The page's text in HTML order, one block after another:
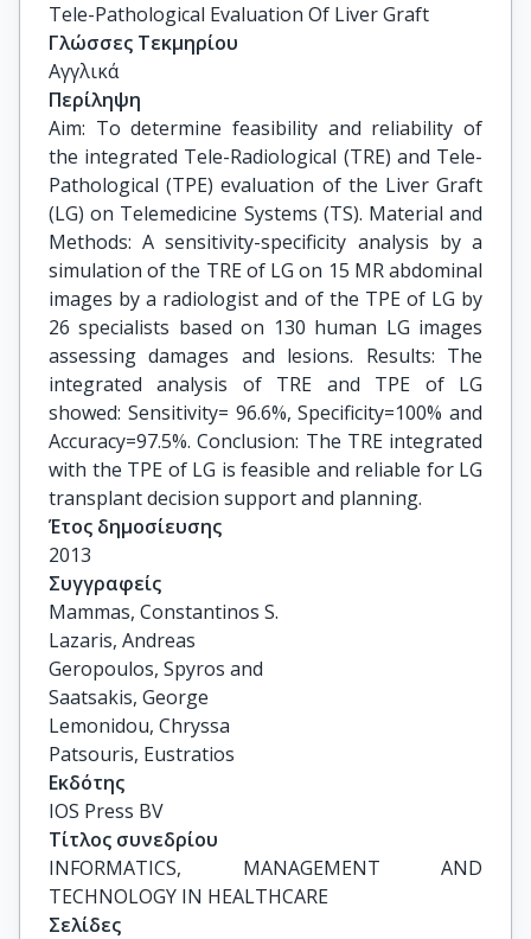
Tele-Pathological Evaluation Of Liver Graft
Γλώσσες Τεκμηρίου
Αγγλικά
Περίληψη
Aim: To determine feasibility and reliability of
the integrated Tele-Radiological (TRE) and Tele-
Pathological (TPE) evaluation of the Liver Graft
(LG) on Telemedicine Systems (TS). Material and
Methods: A sensitivity-specificity analysis by a
simulation of the TRE of LG on 15 MR abdominal
images by a radiologist and of the TPE of LG by
26 specialists based on 130 human LG images
assessing damages and lesions. Results: The
integrated analysis of TRE and TPE of LG
showed: Sensitivity= 96.6%, Specificity=100% and
Accuracy=97.5%. Conclusion: The TRE integrated
with the TPE of LG is feasible and reliable for LG
transplant decision support and planning.
Έτος δημοσίευσης
2013
Συγγραφείς
Mammas, Constantinos S.
Lazaris, Andreas
Geropoulos, Spyros and
Saatsakis, George
Lemonidou, Chryssa
Patsouris, Eustratios
Εκδότης
IOS Press BV
Τίτλος συνεδρίου
INFORMATICS, MANAGEMENT AND
TECHNOLOGY IN HEALTHCARE
Σελίδες